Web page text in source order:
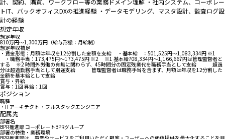
計、契約、購買、ワークフロー等の業務ドメイン理解 ・社内システム、コーポレー
トIT、バックオフィスDXの推進経験 ・データモデリング、マスタ設計、監査ログ設
計の経験
想定年収
想定年収
810万円〜1,300万円（給与形態：月給制）
想定年収補足
・賃金形態：月額は年収を12分割した金額を支給 ・基本給 ：501,525円～1,083,334円 ※1
・職務手当：173,475円～173,475円 ※2 ※1 基本給708,334円～1,166,667円は管理監督者と
する ※2 時間外労働の有無に関わらず、45時間分の固定残業代を職務手当として支給 超過
分は超過勤務手当として別途支給 管理監督者は職務手当を含まず、月額は年収を12分割した
金額を基本給として支給
賞与・昇給
賞与：1回 昇給：1回
ポジション
職種
・ITアーキテクト ・フルスタックエンジニア
配属先
部署名
BPR推進部 コーポレートBPRグループ
部署の特徴・業務環境